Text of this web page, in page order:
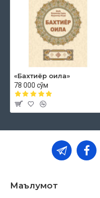
«Бахтиёр оила»
78 000 сўм
Маълумот